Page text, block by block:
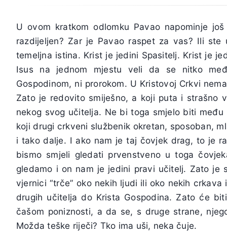
U ovom kratkom odlomku Pavao napominje
razdijeljen? Zar je Pavao raspet za vas? Ili
temeljna istina. Krist je jedini Spasitelj. Krist je
Isus na jednom mjestu veli da se nitko
Gospodinom, ni prorokom. U Kristovoj Crkvi
Zato je redovito smiješno, a koji puta i strašno
nekog svog učitelja. Ne bi toga smjelo biti
koji drugi crkveni službenik okretan, sposoban,
i tako dalje. I ako nam je taj čovjek drag, to je
bismo smjeli gledati prvenstveno u toga
gledamo i on nam je jedini pravi učitelj. Zato je
vjernici “trče” oko nekih ljudi ili oko nekih
drugih učitelja do Krista Gospodina. Zato će
čašom poniznosti, a da se, s druge strane,
Možda teške riječi? Tko ima uši, neka čuje.